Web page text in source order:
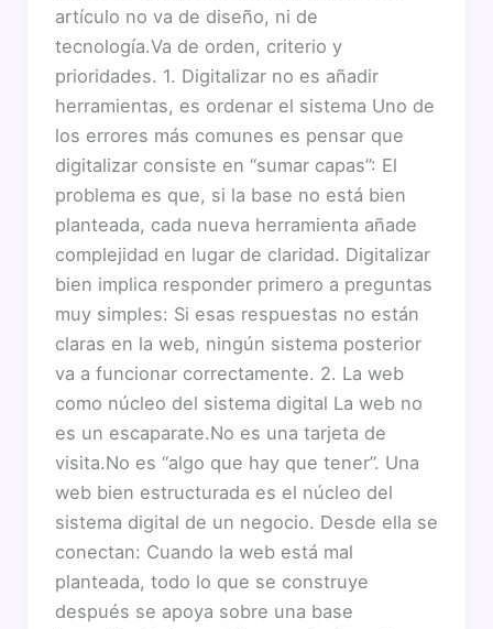
artículo no va de diseño, ni de
tecnología.Va de orden, criterio y
prioridades. 1. Digitalizar no es añadir
herramientas, es ordenar el sistema Uno de
los errores más comunes es pensar que
digitalizar consiste en “sumar capas”: El
problema es que, si la base no está bien
planteada, cada nueva herramienta añade
complejidad en lugar de claridad. Digitalizar
bien implica responder primero a preguntas
muy simples: Si esas respuestas no están
claras en la web, ningún sistema posterior
va a funcionar correctamente. 2. La web
como núcleo del sistema digital La web no
es un escaparate.No es una tarjeta de
visita.No es “algo que hay que tener”. Una
web bien estructurada es el núcleo del
sistema digital de un negocio. Desde ella se
conectan: Cuando la web está mal
planteada, todo lo que se construye
después se apoya sobre una base